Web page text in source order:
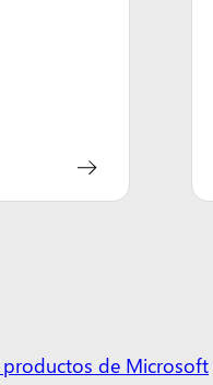
productos de Microsoft